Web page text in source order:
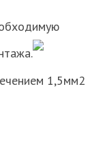
1,5мм2